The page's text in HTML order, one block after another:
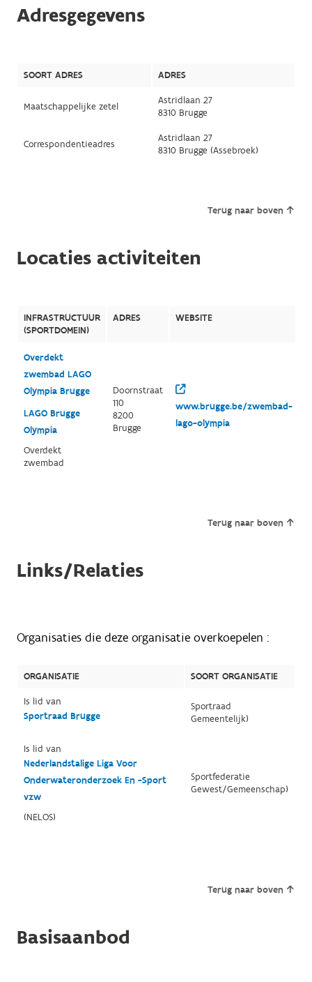
Adresgegevens
SOORT ADRES ADRES
Maatschappelijke zetel
Astridlaan 27
8310 Brugge
Correspondentieadres
Astridlaan 27
8310 Brugge (Assebroek)
Terug naar boven
Locaties activiteiten
INFRASTRUCTUUR
(SPORTDOMEIN)
ADRES WEBSITE
Overdekt
zwembad LAGO
Olympia Brugge
LAGO Brugge
Olympia
Overdekt
zwembad
Doornstraat
110
8200
Brugge
www.brugge.be/zwembad-
lago-olympia
Terug naar boven
Links/Relaties
Organisaties die deze organisatie overkoepelen :
ORGANISATIE
SOORT ORGANISATIE
Is lid van
Sportraad Brugge
Sportraad
Gemeentelijk)
Is lid van
Nederlandstalige Liga Voor
Onderwateronderzoek En -Sport
vzw
(NELOS)
Sportfederatie
Gewest/Gemeenschap)
Terug naar boven
Basisaanbod